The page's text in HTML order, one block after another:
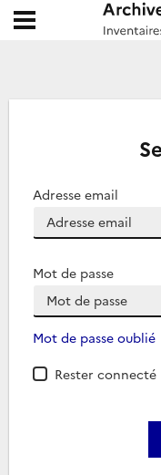
Archives
Ouvrir le menu
Adresse email
Mot de passe
Mot de passe oublié
Rester connecté